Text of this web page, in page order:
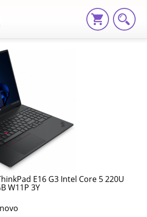
E16 G3 Intel Core 5 220U
W11P 3Y